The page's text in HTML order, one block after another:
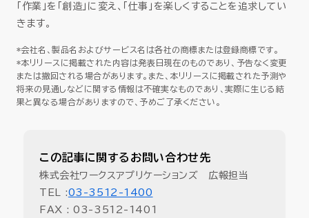
「作業」を「創造」に変え、「仕事」を楽しくすることを追求してい
きます。
*会社名、製品名およびサービス名は各社の商標または登録商標です。
*本リリースに掲載された内容は発表日現在のものであり、予告なく変更
または撤回される場合があります。また、本リリースに掲載された予測や
将来の見通しなどに関する情報は不確実なものであり、実際に生じる結
果と異なる場合がありますので、予めご了承ください。
この記事に関するお問い合わせ先
株式会社ワークスアプリケーションズ 広報担当
TEL :03-3512-1400
FAX : 03-3512-1401